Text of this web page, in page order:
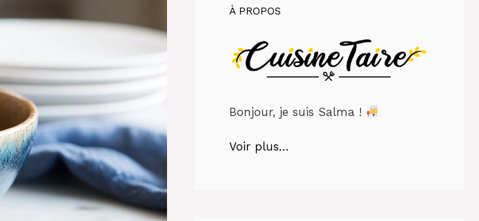
À PROPOS
Bonjour, je suis Salma !
Voir plus…